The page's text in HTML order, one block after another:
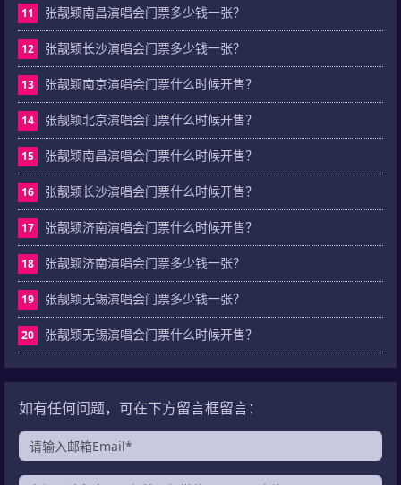
11 张靓颖南昌演唱会门票多少钱一张？
12 张靓颖长沙演唱会门票多少钱一张？
13 张靓颖南京演唱会门票什么时候开售？
14 张靓颖北京演唱会门票什么时候开售？
15 张靓颖南昌演唱会门票什么时候开售？
16 张靓颖长沙演唱会门票什么时候开售？
17 张靓颖济南演唱会门票什么时候开售？
18 张靓颖济南演唱会门票多少钱一张？
19 张靓颖无锡演唱会门票多少钱一张？
20 张靓颖无锡演唱会门票什么时候开售？
如有任何问题，可在下方留言框留言：